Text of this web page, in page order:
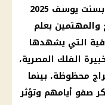
مع بداية شهر جديد، تتصدر توقعات بسنت يوسف 2025
والمهتمين بعلم
التي يشهدها
الفلك المصرية،
يوليو انفراجات كبرى لـ4 أبراج محظوظة، بينما
صفو أيامهم وتؤثر